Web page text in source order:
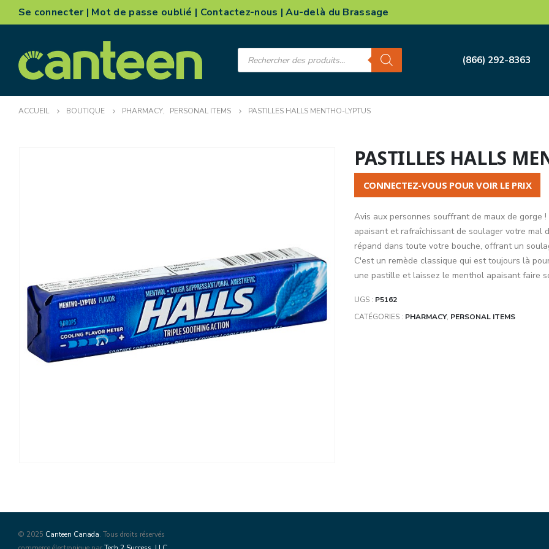
Se connecter| Mot de passe oublié | Contactez-nous |Au-delà du Brassage
Recherche
produits
(866) 292-8363
ACCUEIL BOUTIQUE PHARMACY, PERSONAL ITEMS PASTILLES HALLS MENTHO-LYPTUS
PASTILLES HALLS
CONNECTEZ-VOUS POUR VOIR LE PRIX
Avis aux personnes souffrant de maux de gorge !
apaisant et rafraîchissant de soulager votre mal
répand dans toute votre bouche, offrant un
C'est un remède classique qui est toujours là
une pastille et laissez le menthol apaisant faire
UGS : P5162
CATÉGORIES : PHARMACY, PERSONAL ITEMS
© 2025 Canteen Canada. Tous droits réservés